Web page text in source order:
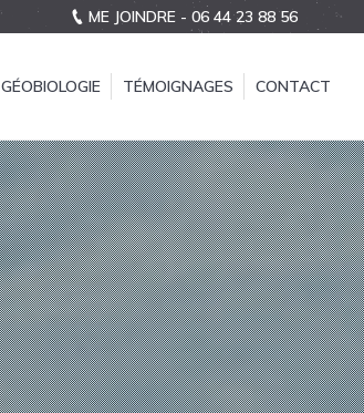
ME JOINDRE - 06 44 23 88 56
GÉOBIOLOGIE TÉMOIGNAGES CONTACT